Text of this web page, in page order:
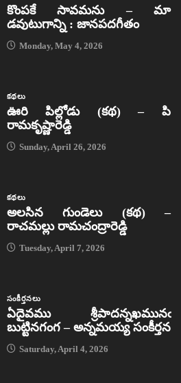
కొంపకే సావమను – మా
డవుటుగాన్ని : జానపదగీతం
Monday, May 4, 2026
కథలు
ఊరి పిల్లోడు (కథ) – పి
రామకృష్ణారెడ్డి
Sunday, April 26, 2026
కథలు
అలసిన గుండెలు (కథ) –
రాచమల్లు రామచంద్రారెడ్డి
Tuesday, April 7, 2026
సంకీర్తనలు
ఏదైవము శ్రీపాదన్నఖమునఁ
బుట్టినగంగ – అన్నమయ్య సంకీర్తన
Saturday, April 4, 2026